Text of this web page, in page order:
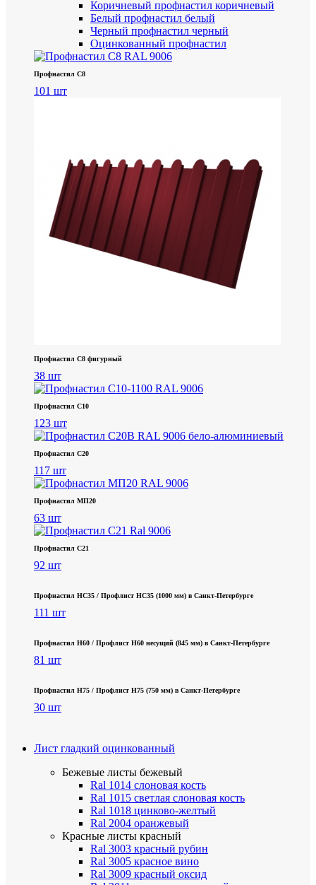
Коричневый профнастил коричневый
Белый профнастил белый
Черный профнастил черный
Оцинкованный профнастил
Профнастил С8
101 шт
Профнастил С8 фигурный
38 шт
Профнастил С10
123 шт
Профнастил С20
117 шт
Профнастил МП20
63 шт
Профнастил С21
92 шт
Профнастил НС35 / Профлист НС35 (1000 мм) в Санкт‑Петербурге
111 шт
Профнастил Н60 / Профлист Н60 несущий (845 мм) в Санкт-Петербурге
81 шт
Профнастил Н75 / Профлист Н75 (750 мм) в Санкт-Петербурге
30 шт
Лист гладкий оцинкованный
Бежевые листы бежевый
Ral 1014 слоновая кость
Ral 1015 светлая слоновая кость
Ral 1018 цинково-желтый
Ral 2004 оранжевый
Красные листы красный
Ral 3003 красный рубин
Ral 3005 красное вино
Ral 3009 красный оксид